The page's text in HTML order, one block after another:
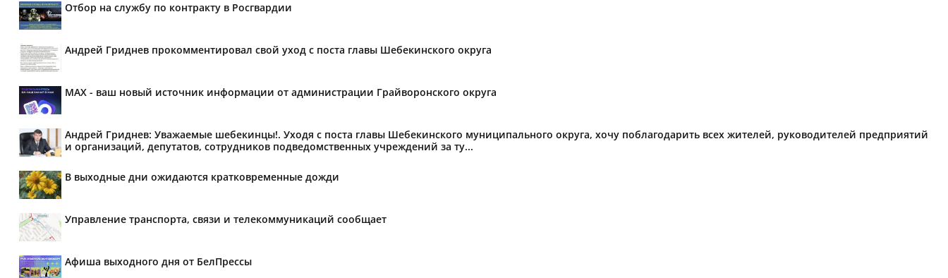
Отбор на службу по контракту в Росгвардии
Андрей Гриднев прокомментировал свой уход с поста главы Шебекинского округа
MAX - ваш новый источник информации от администрации Грайворонского округа
Андрей Гриднев: Уважаемые шебекинцы!. Уходя с поста главы Шебекинского муниципального округа, хочу поблагодарить всех жителей, руководителей предприятий
и организаций, депутатов, сотрудников подведомственных учреждений за ту...
В выходные дни ожидаются кратковременные дожди
Управление транспорта, связи и телекоммуникаций сообщает
Афиша выходного дня от БелПрессы